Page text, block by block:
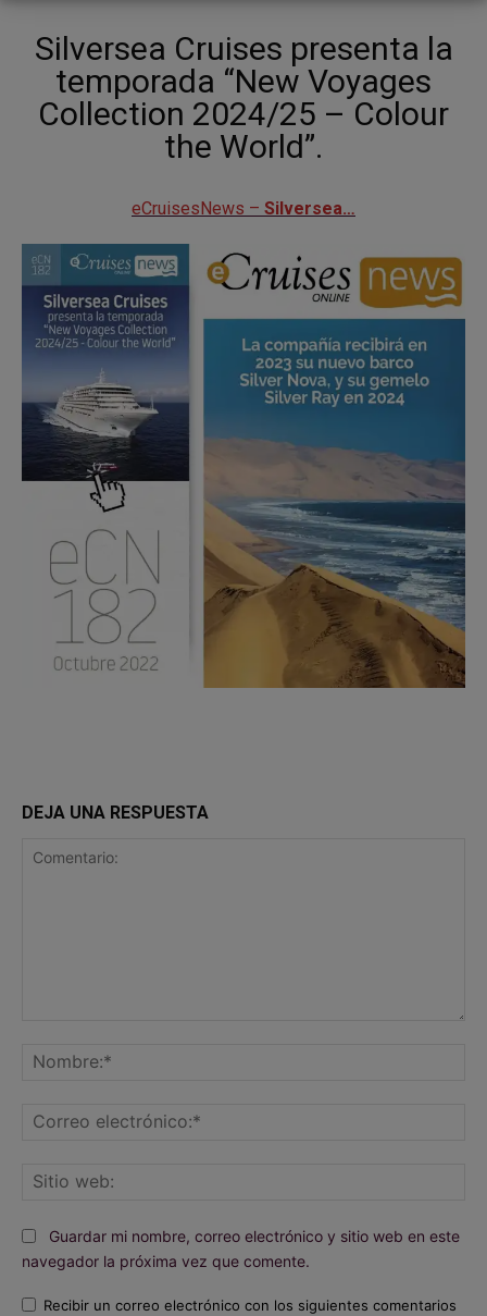
Silversea Cruises presenta la
temporada “New Voyages
Collection 2024/25 – Colour
the World”.
eCruisesNews – Silversea…
DEJA UNA RESPUESTA
Guardar mi nombre, correo electrónico y sitio web en este
navegador la próxima vez que comente.
Recibir un correo electrónico con los siguientes comentarios